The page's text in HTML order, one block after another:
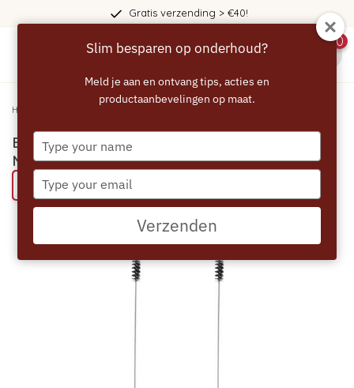
Gratis verzending > €40!
0
Home
ECCELLENTE Reinigingsborstel voor
Melkslang en Buisjes - 1+1 gratis
Probeer eens een ECCELLENTE product
Slim besparen op onderhoud?
Meld je aan en ontvang tips, acties en
productaanbevelingen op maat.
Type
your
name
Type
your
email
Verzenden